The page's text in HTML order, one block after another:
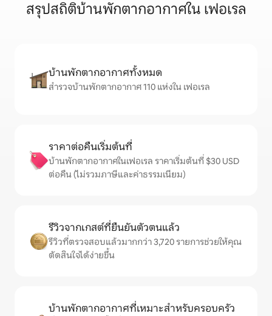
สรุปสถิติบ้านพักตากอากาศใน เฟอเรล
บ้านพักตากอากาศทั้งหมด
สำรวจบ้านพักตากอากาศ 110 แห่งใน เฟอเรล
ราคาต่อคืนเริ่มต้นที่
บ้านพักตากอากาศในเฟอเรล ราคาเริ่มต้นที่ $30 USD
ต่อคืน (ไม่รวมภาษีและค่าธรรมเนียม)
รีวิวจากเกสต์ที่ยืนยันตัวตนแล้ว
รีวิวที่ตรวจสอบแล้วมากกว่า 3,720 รายการช่วยให้คุณ
ตัดสินใจได้ง่ายขึ้น
บ้านพักตากอากาศที่เหมาะสำหรับครอบครัว